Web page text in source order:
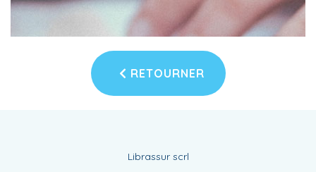
RETOURNER
Librassur scrl